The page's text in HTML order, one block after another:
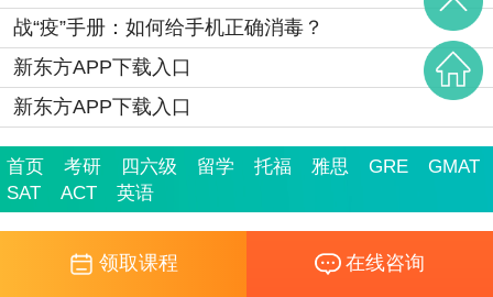
战“疫”手册：如何给手机正确消毒？
新东方APP下载入口
新东方APP下载入口
首页 考研 四六级 留学 托福 雅思 GRE
GMAT
SAT
ACT 英语
领取课程 在线咨询